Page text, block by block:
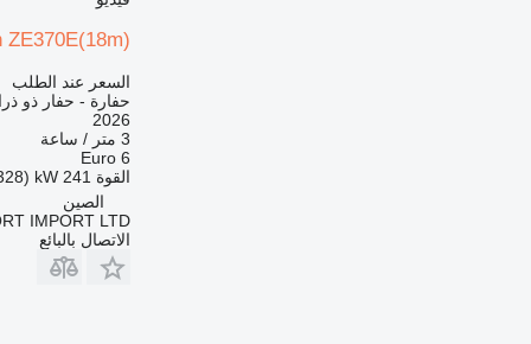
ZE370E(18m)
السعر عند الطلب
حفارة - حفار ذو
2026
3 متر / ساعة
Euro 6
القوة 241 kW (328 حصان)
الصين
IMPORT LTD.
الاتصال بالبائع